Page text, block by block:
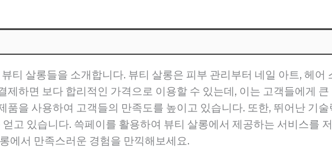
티 살롱들을 소개합니다. 뷰티 살롱은 피부 관리부터 네일 아트, 헤어
하면 보다 합리적인 가격으로 이용할 수 있는데, 이는 고객들에게 큰
을 사용하여 고객들의 만족도를 높이고 있습니다. 또한, 뛰어난 기
고 있습니다. 쓱페이를 활용하여 뷰티 살롱에서 제공하는 서비스를
에서 만족스러운 경험을 만끽해보세요.